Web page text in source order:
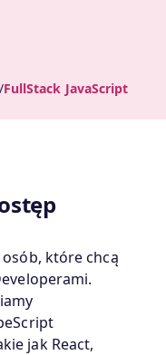
FullStack JavaScript
które chcą
jak React,